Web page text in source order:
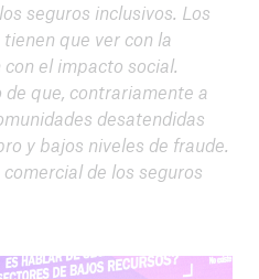
seguros inclusivos. Los
que ver con la
el impacto social.
de que, contrariamente a
desatendidas
y bajos niveles de fraude.
de los seguros